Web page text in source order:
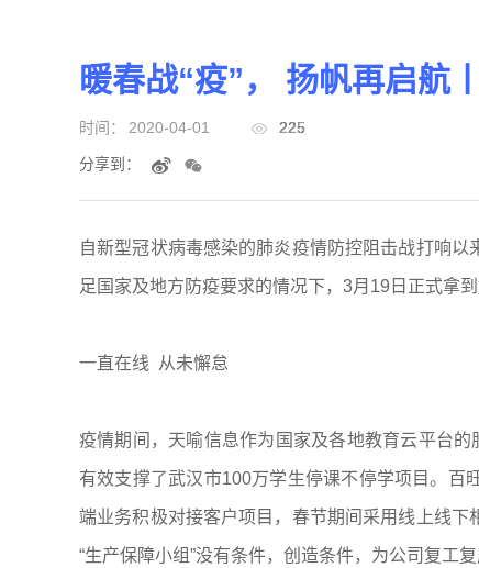
暖春战“疫”， 扬帆再启航
时间： 2020-04-01 225
分享到：
自新型冠状病毒感染的肺炎疫情防控阻击战打响
足国家及地方防疫要求的情况下，3月19日正式拿
一直在线 从未懈怠
疫情期间，天喻信息作为国家及各地教育云平台
有效支撑了武汉市100万学生停课不停学项目。百
端业务积极对接客户项目，春节期间采用线上线
“生产保障小组”没有条件，创造条件，为公司复工